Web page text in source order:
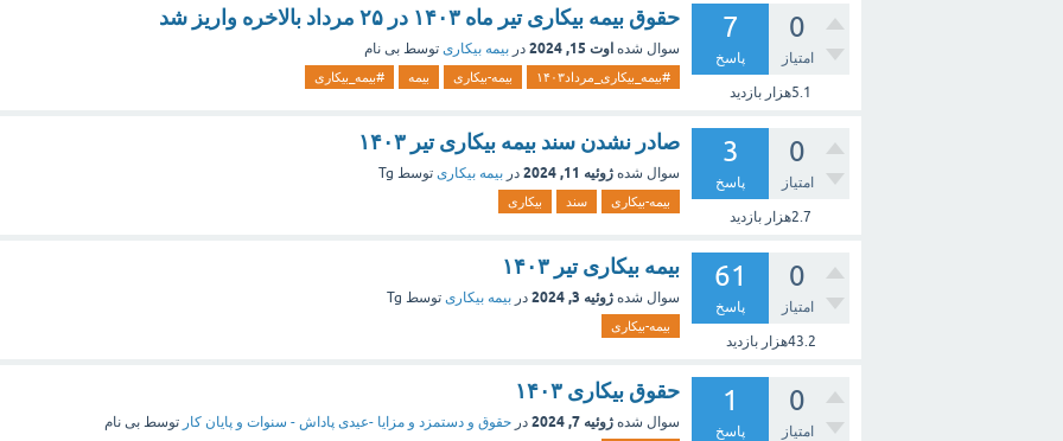
0
امتیاز
7
پاسخ
5.1هزار بازدید
حقوق بیمه بیکاری تیر ماه ۱۴۰۳ در ۲۵ مرداد بالاخره واریز شد
سوال شده اوت 15, 2024 در بیمه بیکاری توسط بی نام
#بیمه_بیکاری_مرداد۱۴۰۳ بیمه-بیکاری بیمه #بیمه_بیکاری
0
امتیاز
3
پاسخ
2.7هزار بازدید
صادر نشدن سند بیمه بیکاری تیر ۱۴۰۳
سوال شده ژوئیه 11, 2024 در بیمه بیکاری توسط Tg
بیمه-بیکاری سند بیکاری
0
امتیاز
61
پاسخ
43.2هزار بازدید
بیمه بیکاری تیر ۱۴۰۳
سوال شده ژوئیه 3, 2024 در بیمه بیکاری توسط Tg
بیمه-بیکاری
0
امتیاز
1
پاسخ
حقوق بیکاری ۱۴۰۳
سوال شده ژوئیه 7, 2024 در حقوق و دستمزد و مزایا -عیدی پاداش - سنوات و پایان کار توسط بی نام